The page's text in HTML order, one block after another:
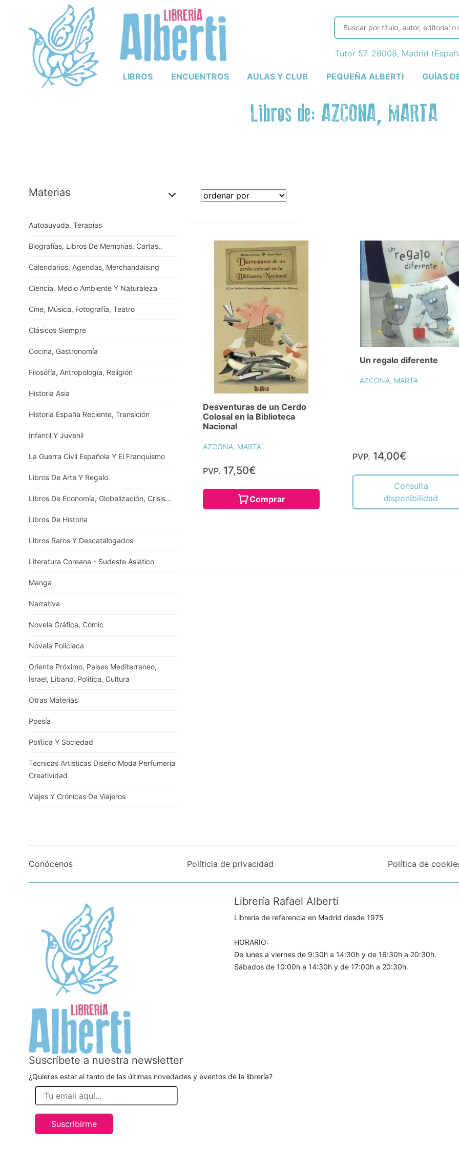
LIBROS ENCUENTROS AULAS Y CLUB PEQUEÑA ALBERTI GUÍAS
Tutor 57. 28008, Madrid
Libros de: AZCONA, MARTA
Materias
Autoauyuda, Terapias
Biografías, Libros De Memorias, Cartas..
Calendarios, Agendas, Merchandaising
Ciencia, Medio Ambiente Y Naturaleza
Cine, Música, Fotografía, Teatro
Clásicos Siempre
Cocina, Gastronomía
Filosófía, Antropología, Religión
Historia Asia
Historia España Reciente, Transición
Infantil Y Juvenil
La Guerra Civil Española Y El Franquismo
Libros De Arte Y Regalo
Libros De Economía, Globalización, Crisis...
Libros De Historia
Libros Raros Y Descatalogados
Literatura Coreana - Sudeste Asiático
Manga
Narrativa
Novela Gráfica, Cómic
Novela Policiaca
Oriente Próximo, Paises Mediterraneo,
Israel, Libano, Politica, Cultura
Otras Materias
Poesía
Política Y Sociedad
Tecnicas Artisticas Diseño Moda Perfumeria
Creatividad
Viajes Y Crónicas De Viajeros
Desventuras de un Cerdo
Colosal en la Biblioteca
Nacional
AZCONA, MARTA
PVP. 17,50€
Comprar
Un regalo diferente
AZCONA, MARTA
PVP. 14,00€
Consulta
disponibilidad
Conócenos Políticia de privacidad Política de
Librería Rafael Alberti
Librería de referencia en Madrid desde 1975
HORARIO:
De lunes a viernes de 9:30h a 14:30h y de 16:30h a 20:30h.
Sábados de 10:00h a 14:30h y de 17:00h a 20:30h.
Suscríbete a nuestra newsletter
¿Quieres estar al tanto de las últimas novedades y eventos de la librería?
Suscribirme